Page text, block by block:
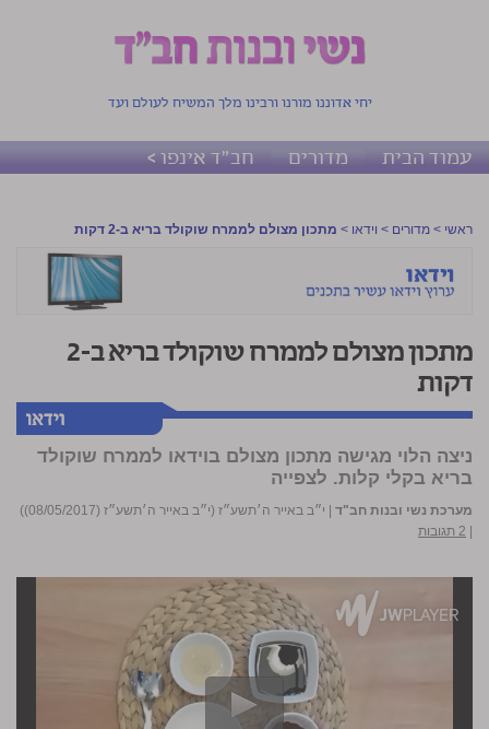
יחי אדוננו מורנו ורבינו מלך המשיח לעולם ועד
עמוד הבית מדורים חב"ד אינפו >
ראשי > מדורים > וידאו > מתכון מצולם לממרח שוקולד בריא ב-2 דקות
מתכון מצולם לממרח שוקולד בריא ב-2
דקות
ניצה הלוי מגישה מתכון מצולם בוידאו לממרח שוקולד
בריא בקלי קלות. לצפייה
מערכת נשי ובנות חב"ד | י״ב באייר ה׳תשע״ז (י״ב באייר ה׳תשע״ז (08/05/2017))
| 2 תגובות